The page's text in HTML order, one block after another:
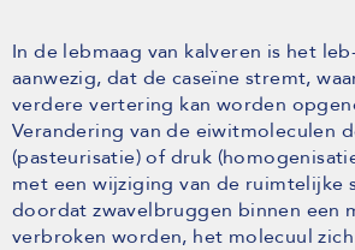
In de lebmaag van kalveren is het
aanwezig, dat de caseïne stremt,
verdere vertering kan worden
Verandering van de eiwitmoleculen
(pasteurisatie) of druk
met een wijziging van de ruimtelijke
doordat zwavelbruggen binnen een
verbroken worden, het molecuul